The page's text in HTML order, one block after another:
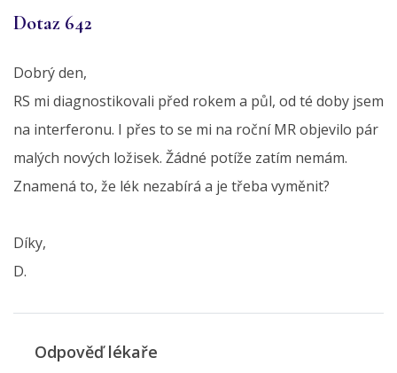
Dotaz 642
Dobrý den,
RS mi diagnostikovali před rokem a půl, od té doby jsem
na interferonu. I přes to se mi na roční MR objevilo pár
malých nových ložisek. Žádné potíže zatím nemám.
Znamená to, že lék nezabírá a je třeba vyměnit?
Díky,
D.
Odpověď lékaře